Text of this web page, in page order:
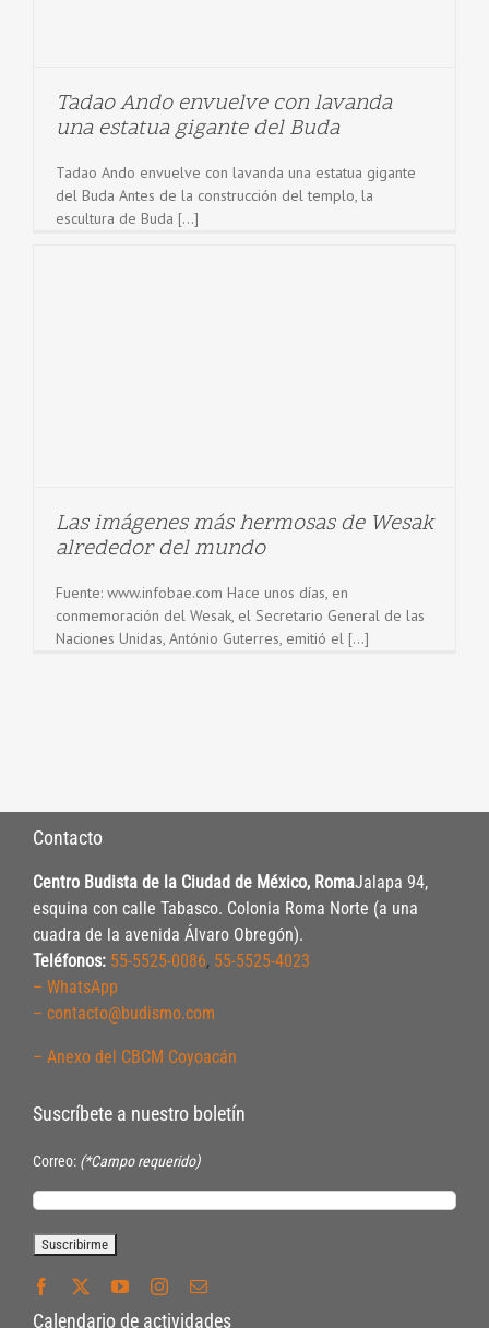
Tadao Ando envuelve con lavanda
una estatua gigante del Buda
Tadao Ando envuelve con lavanda una estatua gigante
del Buda Antes de la construcción del templo, la
escultura de Buda [...]
Las imágenes más hermosas de Wesak
alrededor del mundo
Fuente: www.infobae.com Hace unos días, en
conmemoración del Wesak, el Secretario General de las
Naciones Unidas, António Guterres, emitió el [...]
Contacto
Centro Budista de la Ciudad de México, RomaJalapa 94,
esquina con calle Tabasco. Colonia Roma Norte (a una
cuadra de la avenida Álvaro Obregón).
Teléfonos: 55-5525-0086, 55-5525-4023
– WhatsApp
– contacto@budismo.com
– Anexo del CBCM Coyoacán
Suscríbete a nuestro boletín
Correo: (*Campo requerido)
Calendario de actividades